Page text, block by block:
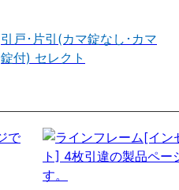
引戸･片引(カマ錠なし･カマ
錠付) セレクト